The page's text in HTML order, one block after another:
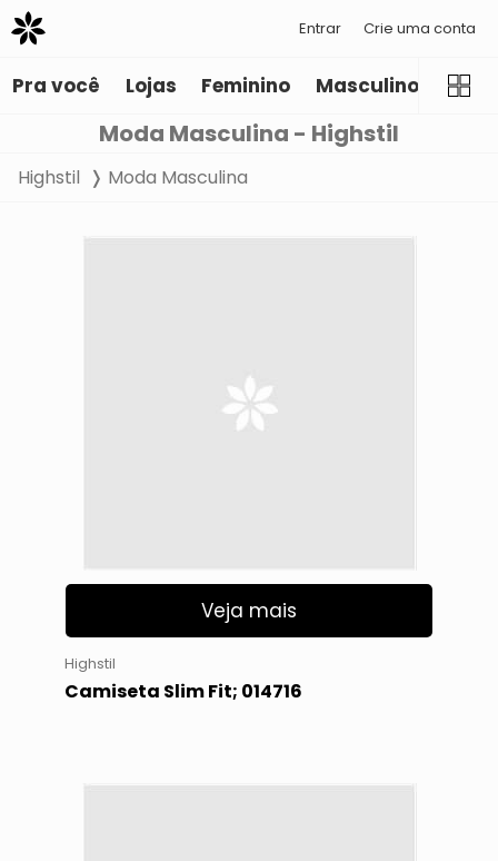
Entrar Crie uma conta
Pra você Lojas Feminino Masculino
Moda Masculina - Highstil
Highstil Moda Masculina
Veja mais
Highstil
Camiseta Slim Fit; 014716